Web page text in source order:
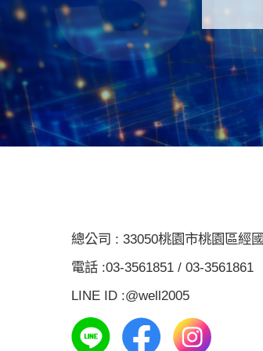
總公司 : 33050桃園市桃園區經
電話 :03-3561851 / 03-3561861
LINE ID :@well2005